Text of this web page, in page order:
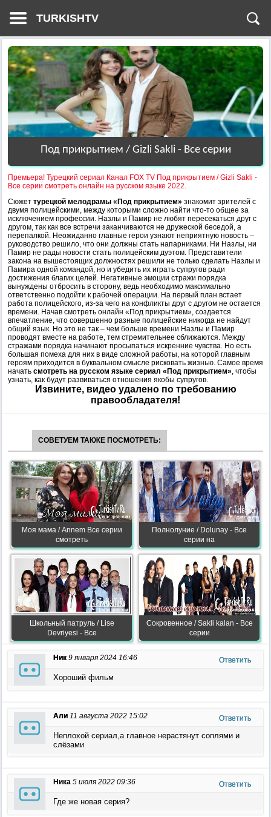
TURKISHTV
Под прикрытием / Gizli Sakli - Все серии
Премьера! Турецкий сериал Канал FOX TV Под прикрытием / Gizli Sakli -
Все серии смотреть онлайн на русском языке 2022.
Сюжет турецкой мелодрамы «Под прикрытием» знакомит зрителей с
двумя полицейскими, между которыми сложно найти что-то общее за
исключением профессии. Назлы и Памир не любят пересекаться друг с
другом, так как все встречи заканчиваются не дружеской беседой, а
перепалкой. Неожиданно главные герои узнают неприятную новость –
руководство решило, что они должны стать напарниками. Ни Назлы, ни
Памир не рады новости стать полицейским дуэтом. Представители
закона на вышестоящих должностях решили не только сделать Назлы и
Памира одной командой, но и убедить их играть супругов ради
достижения благих целей. Негативные эмоции стражи порядка
вынуждены отбросить в сторону, ведь необходимо максимально
ответственно подойти к рабочей операции. На первый план встает
работа полицейского, из-за чего на конфликты друг с другом не остается
времени. Начав смотреть онлайн «Под прикрытием», создается
впечатление, что совершенно разные полицейские никогда не найдут
общий язык. Но это не так – чем больше времени Назлы и Памир
проводят вместе на работе, тем стремительнее сближаются. Между
стражами порядка начинают просыпаться искренние чувства. Но есть
большая помеха для них в виде сложной работы, на которой главным
героям приходится в буквальном смысле рисковать жизнью. Самое время
начать смотреть на русском языке сериал «Под прикрытием», чтобы
узнать, как будут развиваться отношения якобы супругов.
Извините, видео удалено по требованию
правообладателя!
СОВЕТУЕМ ТАКЖЕ ПОСМОТРЕТЬ:
Моя мама / Annem Все серии
смотреть
Полнолуние / Dolunay - Все
серии на
Школьный патруль / Lise
Devriyesi - Все
Сокровенное / Sakli kalan - Все
серии
Ник 9 января 2024 16:46 Ответить
Хороший фильм
Али 11 августа 2022 15:02 Ответить
Неплохой сериал,а главное нерастянут соплями и
слёзами
Ника 5 июля 2022 09:36 Ответить
Где же новая серия?